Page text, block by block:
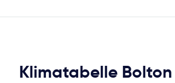
Klimatabelle Bolton